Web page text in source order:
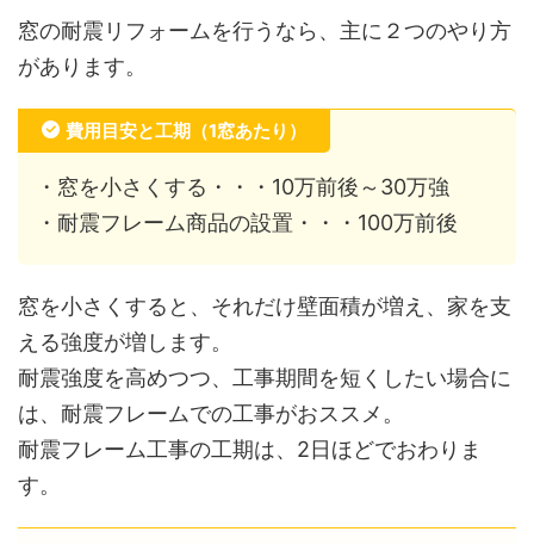
窓の耐震リフォームを行うなら、主に２つのやり方
があります。
費用目安と工期（1窓あたり）
・窓を小さくする・・・10万前後～30万強
・耐震フレーム商品の設置・・・100万前後
窓を小さくすると、それだけ壁面積が増え、家を支
える強度が増します。
耐震強度を高めつつ、工事期間を短くしたい場合に
は、耐震フレームでの工事がおススメ。
耐震フレーム工事の工期は、2日ほどでおわりま
す。